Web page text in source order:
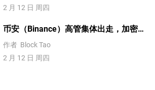
2 月 12 日 周四
币安（Binance）高管集体出走，加密货
币要发生大地震了？
作者 Block Tao
2 月 12 日 周四